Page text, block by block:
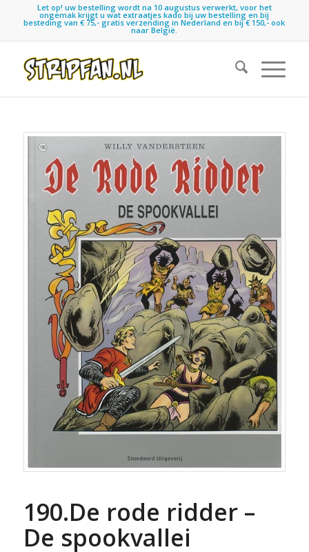
Let op! uw bestelling wordt na 10 augustus verwerkt, voor het
ongemak krijgt u wat extraatjes kado bij uw bestelling en bij
besteding van € 75,- gratis verzending in Nederland en bij € 150,- ook
naar België.
190.De rode ridder –
De spookvallei